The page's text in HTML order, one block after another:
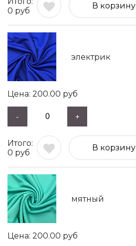
0 руб
В корзину
электрик
200.00 руб
- +
0 руб
В корзину
мятный
200.00 руб